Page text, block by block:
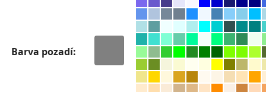
Barva pozadí